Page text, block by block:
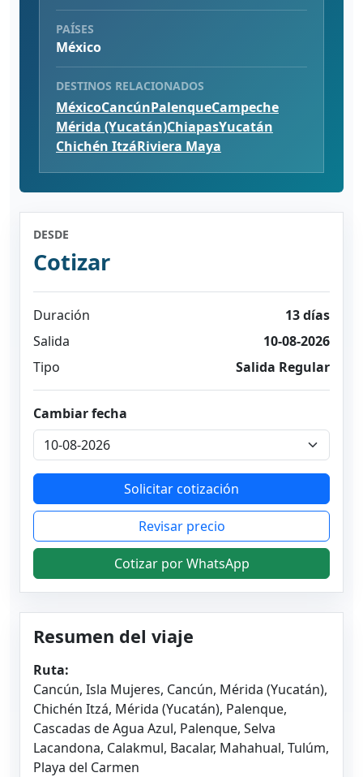
PAÍSES
México
DESTINOS RELACIONADOS
MéxicoCancúnPalenqueCampeche
Mérida (Yucatán)ChiapasYucatán
Chichén ItzáRiviera Maya
Resumen del viaje
Ruta:
Cancún, Isla Mujeres, Cancún, Mérida (Yucatán),
Chichén Itzá, Mérida (Yucatán), Palenque,
Cascadas de Agua Azul, Palenque, Selva
Lacandona, Calakmul, Bacalar, Mahahual, Tulúm,
Playa del Carmen
DESDE
Cotizar
Duración
13 días
Salida
10-08-2026
Tipo
Salida Regular
Cambiar fecha
Solicitar cotización
Revisar precio
Cotizar por WhatsApp